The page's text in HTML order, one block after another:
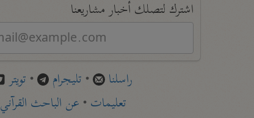
اشترك لتصلك أخبار مشاريعنا
راسلنا • تليجرام • تويتر
تعليمات• عن الباحث القرآني